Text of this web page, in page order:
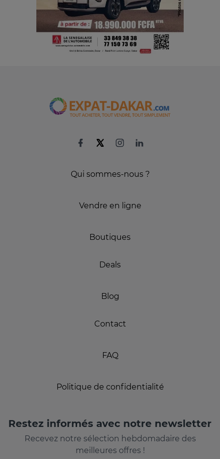
Qui sommes-nous ?
Vendre en ligne
Boutiques
Deals
Blog
Contact
FAQ
Politique de confidentialité
Restez informés avec notre newsletter
Recevez notre sélection hebdomadaire des
meilleures offres !